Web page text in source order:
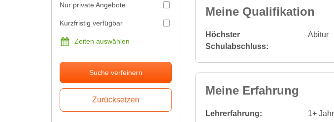
Nur private Angebote
Kurzfristig verfügbar
Zeiten auswählen
Suche verfeinern
Meine Qualifikation
Höchster
Schulabschluss:
Abitur
Meine Erfahrung
Lehrerfahrung:
1+